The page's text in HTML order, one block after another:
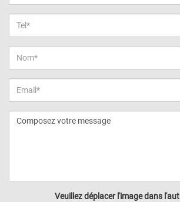
Veuillez déplacer l'image dans